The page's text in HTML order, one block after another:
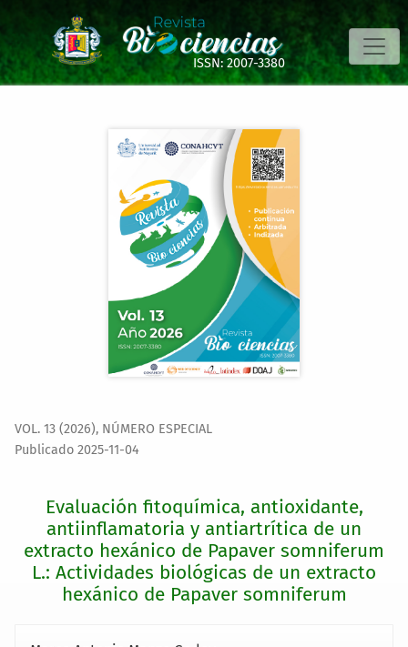
Evaluación fitoquímica, antioxidante, antiinflamatoria y
ISSN: 2007-3380
VOL. 13 (2026), NÚMERO ESPECIAL
Evaluación fitoquímica, antioxidante,
antiinflamatoria y antiartrítica de un
extracto hexánico de Papaver somniferum
L.: Actividades biológicas de un extracto
hexánico de Papaver somniferum
Publicado 2025-11-04